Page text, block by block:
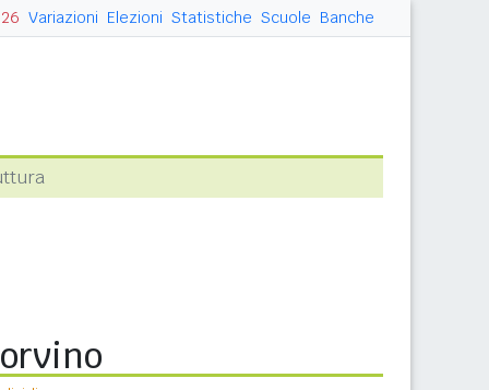
Variazioni Elezioni Statistiche Scuole Banche